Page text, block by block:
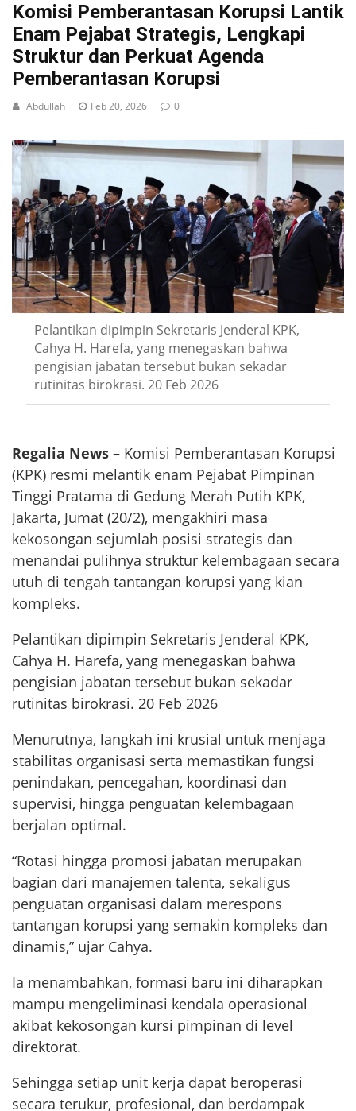
Komisi Pemberantasan Korupsi Lantik
Enam Pejabat Strategis, Lengkapi
Struktur dan Perkuat Agenda
Pemberantasan Korupsi
Abdullah Feb 20, 2026 0
Pelantikan dipimpin Sekretaris Jenderal KPK,
Cahya H. Harefa, yang menegaskan bahwa
pengisian jabatan tersebut bukan sekadar
rutinitas birokrasi. 20 Feb 2026
Regalia News – Komisi Pemberantasan Korupsi
(KPK) resmi melantik enam Pejabat Pimpinan
Tinggi Pratama di Gedung Merah Putih KPK,
Jakarta, Jumat (20/2), mengakhiri masa
kekosongan sejumlah posisi strategis dan
menandai pulihnya struktur kelembagaan secara
utuh di tengah tantangan korupsi yang kian
kompleks.
Pelantikan dipimpin Sekretaris Jenderal KPK,
Cahya H. Harefa, yang menegaskan bahwa
pengisian jabatan tersebut bukan sekadar
rutinitas birokrasi. 20 Feb 2026
Menurutnya, langkah ini krusial untuk menjaga
stabilitas organisasi serta memastikan fungsi
penindakan, pencegahan, koordinasi dan
supervisi, hingga penguatan kelembagaan
berjalan optimal.
“Rotasi hingga promosi jabatan merupakan
bagian dari manajemen talenta, sekaligus
penguatan organisasi dalam merespons
tantangan korupsi yang semakin kompleks dan
dinamis,” ujar Cahya.
Ia menambahkan, formasi baru ini diharapkan
mampu mengeliminasi kendala operasional
akibat kekosongan kursi pimpinan di level
direktorat.
Sehingga setiap unit kerja dapat beroperasi
secara terukur, profesional, dan berdampak